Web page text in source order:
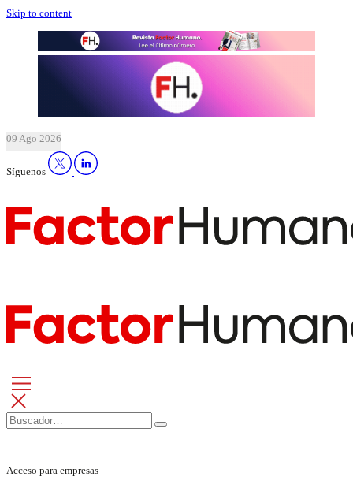
Skip to content
09 Ago 2026
Síguenos
Acceso para empresas